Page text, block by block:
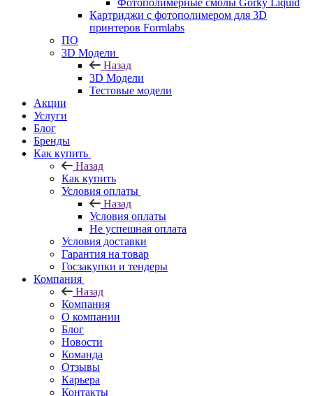
Фотополимерные смолы Gorky Liquid
Картриджи с фотополимером для 3D
принтеров Formlabs
ПО
3D Модели
Назад
3D Модели
Тестовые модели
Акции
Услуги
Блог
Бренды
Как купить
Назад
Как купить
Условия оплаты
Назад
Условия оплаты
Не успешная оплата
Условия доставки
Гарантия на товар
Госзакупки и тендеры
Компания
Назад
Компания
О компании
Блог
Новости
Команда
Отзывы
Карьера
Контакты